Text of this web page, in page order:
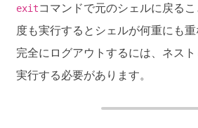
exitコマンドで元のシェルに戻る
度も実行するとシェルが何重にも重
完全にログアウトするには、ネス
実行する必要があります。